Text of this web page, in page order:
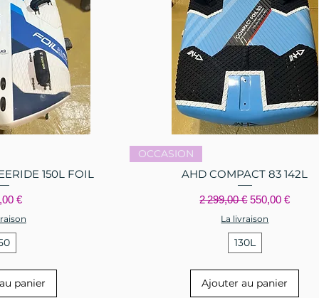
150L FOIL
€
panier
OCCASION
AHD COMPACT 83 142L
Prix original
2 299,00 € Prix
550,00 €
La livraison
130L
Ajouter au panier